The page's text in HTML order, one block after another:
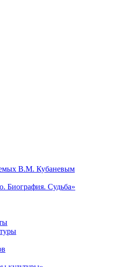
В.М. Кубаневым
Биография. Судьба»